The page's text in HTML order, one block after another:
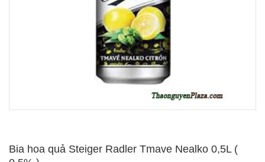
Bia hoa quả Steiger Radler Tmave Nealko 0,5L (